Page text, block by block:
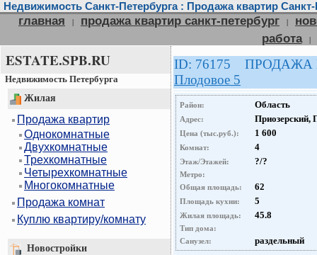
Недвижимость Санкт-Петербурга : Продажа квартир Санкт-
главная | продажа квартир санкт-петербург |
работа
|
ESTATE.SPB.RU
Недвижимость Петербурга
Жилая
Продажа квартир
Однокомнатные
Двухкомнатные
Трехкомнатные
Четырехкомнатные
Многокомнатные
Продажа комнат
Куплю квартиру/комнату
Новостройки
ID: 76175
Плодовое 5
Район: Область
Адрес: Приозерский,
Цена (тыс.руб.): 1 600
Комнат: 4
Этаж/Этажей: ?/?
Метро:
Общая площадь:
62
Площадь кухни: 5
Жилая площадь: 45.8
Тип дома:
Санузел:
раздельный